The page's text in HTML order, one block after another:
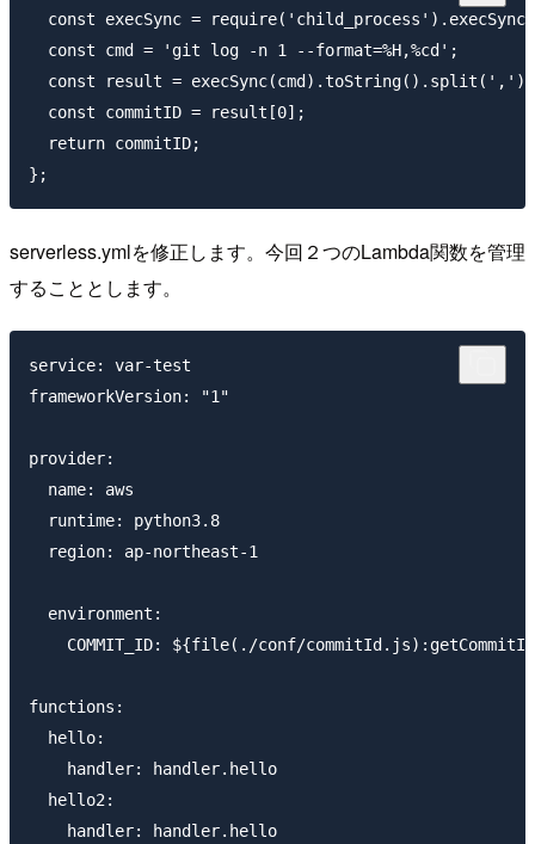
  const execSync = require('child_process').execSync;
  const cmd = 'git log -n 1 --format=%H,%cd';
  const result = execSync(cmd).toString().split(',');
  const commitID = result[0];
  return commitID;
serverless.ymlを修正します。今回２つのLambda関数を管理
することとします。
service: var-test
frameworkVersion: "1"
provider:
  name: aws
  runtime: python3.8
  region: ap-northeast-1
  environment:
COMMIT_ID: ${file(./conf/
functions:
  hello:
    handler: handler.hello
  hello2: